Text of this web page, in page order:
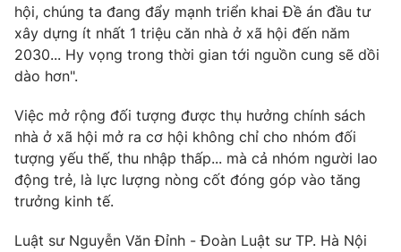
hội, chúng ta đang đẩy mạnh triển khai Đề án đầu tư
xây dựng ít nhất 1 triệu căn nhà ở xã hội đến năm
2030... Hy vọng trong thời gian tới nguồn cung sẽ dồi
dào hơn".
Việc mở rộng đối tượng được thụ hưởng chính sách
nhà ở xã hội mở ra cơ hội không chỉ cho nhóm đối
tượng yếu thế, thu nhập thấp... mà cả nhóm người lao
động trẻ, là lực lượng nòng cốt đóng góp vào tăng
trưởng kinh tế.
Luật sư Nguyễn Văn Đỉnh - Đoàn Luật sư TP. Hà Nội